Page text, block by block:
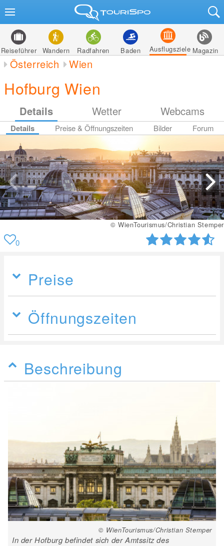
Reiseführer Wandern Radfahren Baden Ausflugsziele Magazin
Österreich Wien
Hofburg Wien
Details Wetter Webcams
Details Preise & Öffnungszeiten Bilder Forum
© WienTourismus/Christian Stemper
0
Preise
Öffnungszeiten
Beschreibung
© WienTourismus/Christian Stemper
In der Hofburg befindet sich der Amtssitz des